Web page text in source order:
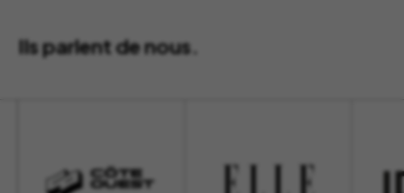
Ils parlent de nous.